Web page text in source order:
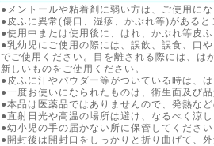
●メントールや粘着剤に弱い方は、ご使用に
●皮ふに異常(傷口、湿疹、かぶれ等)がある
●使用中または使用後に、はれ、かぶれ等皮
●乳幼児にご使用の際には、誤飲、誤食、口
でご使用ください。目を離される際には、は
新しいものをご使用ください。
●皮ふに汗やパウダー等がついている時は、
●一度お使いになられたものは、衛生面及び
●本品は医薬品ではありませんので、発熱な
●直射日光や高温の場所は避け、なるべく涼
●幼小児の手の届かない所に保管してくださ
●開封後は開封口をしっかりと折り曲げて、